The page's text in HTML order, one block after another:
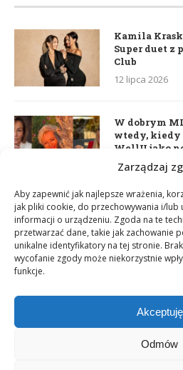
Zarządzaj
Aby zapewnić jak najlepsze wrażenia,
jak pliki cookie, do przechowywania i/lub
informacji o urządzeniu. Zgoda na te
przetwarzać dane, takie jak zachowanie
unikalne identyfikatory na tej stronie.
wycofanie zgody może niekorzystnie
funkcje.
Akceptuję
Odmów
Kamila
Super duet z
Club
12 lipca 2026
W dobrym
wtedy, kiedy
WellU jako
lidera
Daria
17 kwietnia